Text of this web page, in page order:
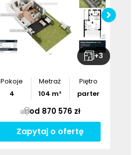
+3
Pokoje
4
Metraż
104 m²
Piętro
parter
od 870 576 zł
Zapytaj o ofertę